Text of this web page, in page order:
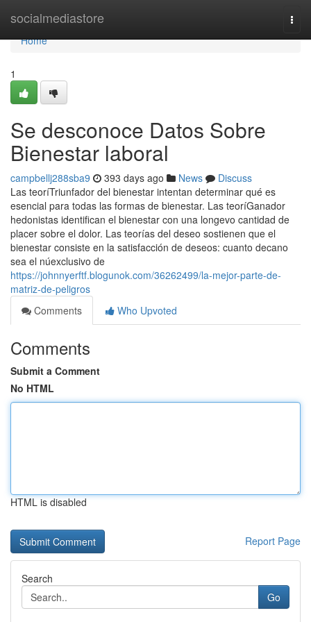
socialmediastore
Home
Home
1
Se desconoce Datos Sobre
Bienestar laboral
campbellj288sba9 393 days ago News
Discuss
Las teoríTriunfador del bienestar intentan determinar qué es
esencial para todas las formas de bienestar. Las teoríGanador
hedonistas identifican el bienestar con una longevo cantidad de
placer sobre el dolor. Las teorías del deseo sostienen que el
bienestar consiste en la satisfacción de deseos: cuanto decano
sea el núexclusivo de
https://johnnyerftf.blogunok.com/36262499/la-mejor-parte-de-
matriz-de-peligros
Comments
Who Upvoted
Comments
Submit a Comment
No HTML
HTML is disabled
Report Page
Search
Go